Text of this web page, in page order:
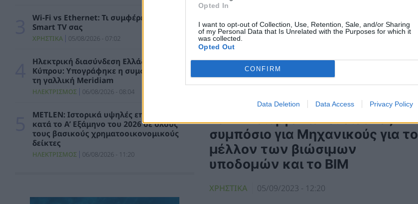
Opted In
I want to opt-out of Collection, Use, Retention, Sale, and/or Sharing
of my Personal Data that Is Unrelated with the Purposes for which it
was collected.
Opted Out
CONFIRM
Data Deletion Data Access Privacy Policy
οργανωμένη, ισόρροπη και βιώσιμη
τουριστική ανάπτυξη
ΠΟΛΙΤΙΚΗ 07/08/2026 - 10:47
Απολογισμός Γ. Μανιάτη για τον δεύτερο
χρόνο της θητείας του στο Ευρωπαϊκό
Κοινοβούλιο
ΠΟΛΙΤΙΚΗ 07/08/2026 - 10:44
Δήλωση του Υπουργού Ενέργειας Κύπρου
για την είσοδο Meridiam στην ηλεκτρική
διασύνδεση Great Sea Interconnector
ΠΟΛΙΤΙΚΗ 07/08/2026 - 09:32
κυβερνητικής πολιτικής
Wi-Fi vs Ethernet: Τι συμφέρει για τη
Smart TV σας
ΧΡΗΣΤΙΚΑ 05/08/2026 - 07:02
Ηλεκτρική διασύνδεση Ελλάδας –
Κύπρου: Υπογράφηκε η συμφωνία με
τη γαλλική Meridiam
ΗΛΕΚΤΡΙΣΜΟΣ 06/08/2026 - 08:04
METLEN: Ιστορικά υψηλές επιδόσεις
κατά το Α’ Εξάμηνο του 2026 σε όλους
τους βασικούς χρηματοοικονομικούς
δείκτες
ΗΛΕΚΤΡΙΣΜΟΣ 06/08/2026 - 11:20
Το ΤΕΕ διοργανώνει διεθνές
συμπόσιο για Μηχανικούς για το
μέλλον των βιώσιμων
υποδομών και το BIM
ΧΡΗΣΤΙΚΑ 05/09/2023 - 12:20